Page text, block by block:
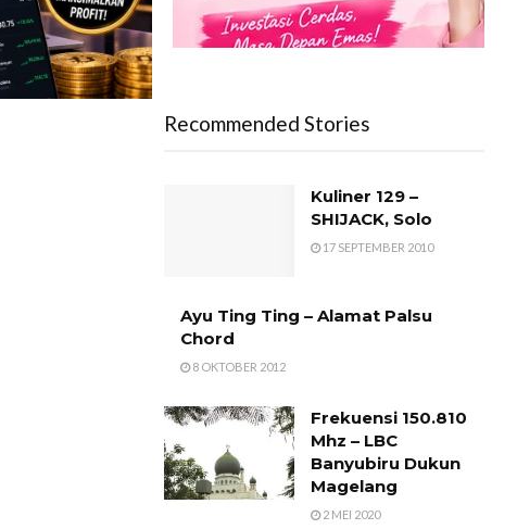
Recommended Stories
Kuliner 129 –
SHIJACK, Solo
17 SEPTEMBER 2010
Ayu Ting Ting – Alamat Palsu
Chord
8 OKTOBER 2012
Frekuensi 150.810
Mhz – LBC
Banyubiru Dukun
Magelang
2 MEI 2020